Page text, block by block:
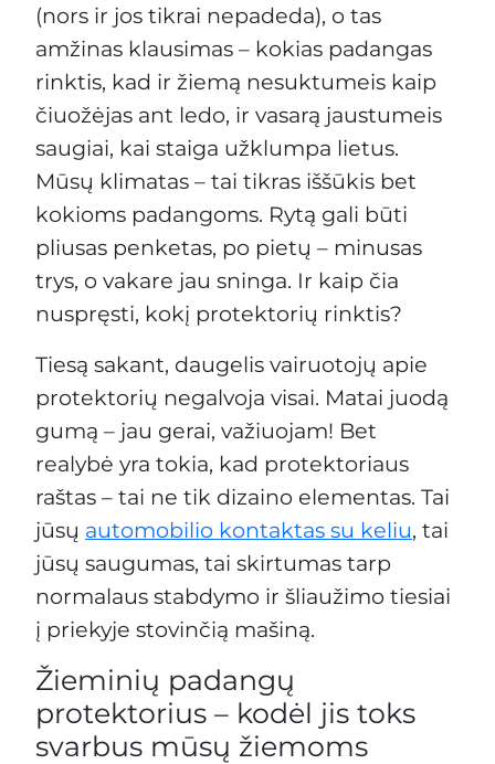
(nors ir jos tikrai nepadeda), o tas
amžinas klausimas – kokias padangas
rinktis, kad ir žiemą nesuktumeis kaip
čiuožėjas ant ledo, ir vasarą jaustumeis
saugiai, kai staiga užklumpa lietus.
Mūsų klimatas – tai tikras iššūkis bet
kokioms padangoms. Rytą gali būti
pliusas penketas, po pietų – minusas
trys, o vakare jau sninga. Ir kaip čia
nuspręsti, kokį protektorių rinktis?
Tiesą sakant, daugelis vairuotojų apie
protektorių negalvoja visai. Matai juodą
gumą – jau gerai, važiuojam! Bet
realybė yra tokia, kad protektoriaus
raštas – tai ne tik dizaino elementas. Tai
jūsų automobilio kontaktas su keliu, tai
jūsų saugumas, tai skirtumas tarp
normalaus stabdymo ir šliaužimo tiesiai
į priekyje stovinčią mašiną.
Žieminių padangų
protektorius – kodėl jis toks
svarbus mūsų žiemoms